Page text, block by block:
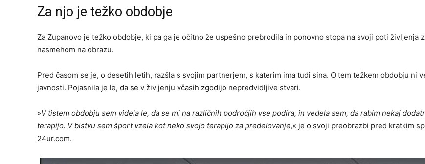
Za njo je težko obdobje
Za Zupanovo je težko obdobje, ki pa ga je očitno že uspešno prebrodila in ponovno stopa na svoji poti življenja
nasmehom na obrazu.
Pred časom se je, o desetih letih, razšla s svojim partnerjem, s katerim ima tudi sina. O tem težkem obdobju ni
javnosti. Pojasnila je le, da se v življenju včasih zgodijo nepredvidljive stvari.
»V tistem obdobju sem videla le, da se mi na različnih področjih vse podira, in vedela sem, da rabim nekaj
terapijo. V bistvu sem šport vzela kot neko svojo terapijo za predelovanje,« je o svoji preobrazbi pred kratkim
24ur.com.